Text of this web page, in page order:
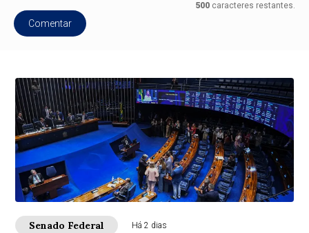
500caracteres restantes.
Comentar
Senado Federal Há 2 dias